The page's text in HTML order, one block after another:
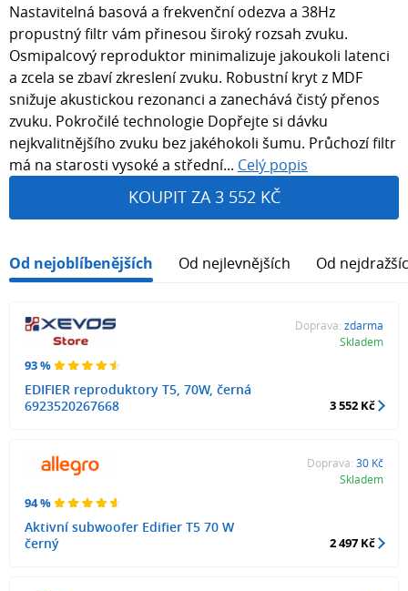
Nastavitelná basová a frekvenční odezva a 38Hz
propustný filtr vám přinesou široký rozsah zvuku.
Osmipalcový reproduktor minimalizuje jakoukoli latenci
a zcela se zbaví zkreslení zvuku. Robustní kryt z MDF
snižuje akustickou rezonanci a zanechává čistý přenos
zvuku. Pokročilé technologie Dopřejte si dávku
nejkvalitnějšího zvuku bez jakéhokoli šumu. Průchozí filtr
má na starosti vysoké a střední... Celý popis
KOUPIT ZA 3 552 KČ
Od nejoblíbenějších Od nejlevnějších Od
93 %
EDIFIER reproduktory T5, 70W, černá
6923520267668
Doprava: zdarma
Skladem
3 552 Kč
94 %
Aktivní subwoofer Edifier T5 70 W
černý
Doprava: 30 Kč
Skladem
2 497 Kč